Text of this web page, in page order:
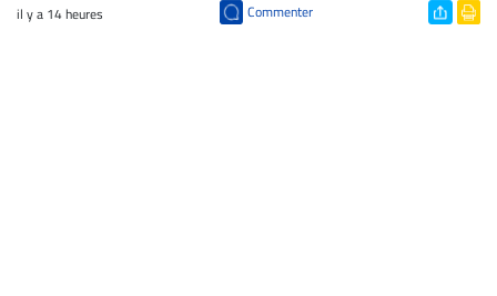
il y a 14 heures Commenter